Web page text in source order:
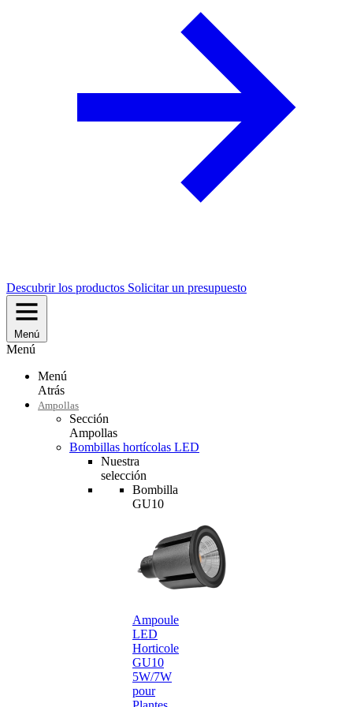
Descubrir los productos Solicitar un presupuesto
Menú
Menú
Menú
Atrás
Ampollas
Sección
Ampollas
Bombillas hortícolas LED
Nuestra
selección
Bombilla
GU10
Ampoule
LED
Horticole
GU10
5W/7W
pour